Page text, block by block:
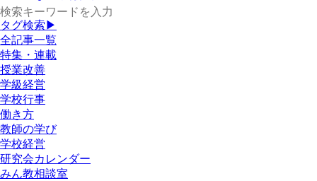
タグ検索▶
全記事一覧
特集・連載
授業改善
学級経営
学校行事
働き方
教師の学び
学校経営
研究会カレンダー
みん教相談室